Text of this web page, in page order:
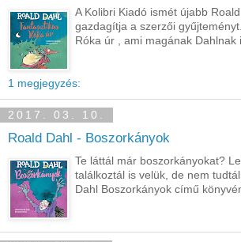
A Kolibri Kiadó ismét újabb
gazdagítja a szerzői
Róka úr , ami magának Dahlnak
1 megjegyzés:
2017. 03. 10.
Roald Dahl - Boszorkányok
Te láttál már boszorkányokat?
találkoztál is velük, de nem
Dahl Boszorkányok című